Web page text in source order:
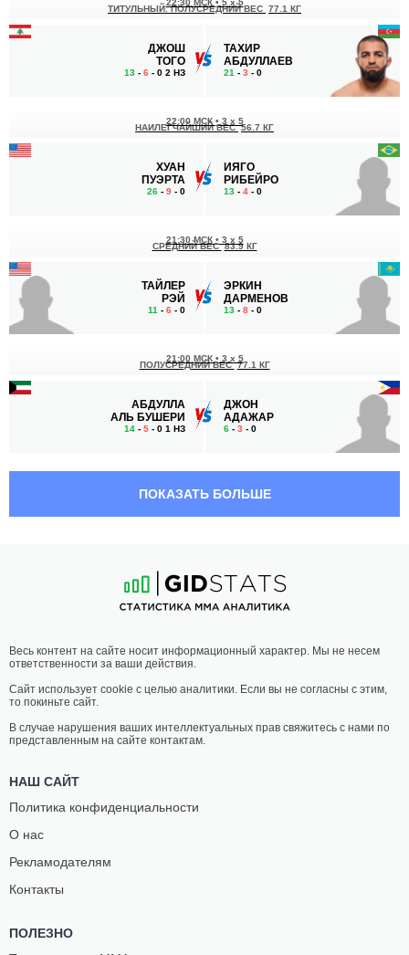
ДЖОШ
ТОГО
13 - 6 - 0 2 НЗ
22:30 МСК • 5 x 5
ТИТУЛЬНЫЙ. ПОЛУСРЕДНИЙ ВЕС 77.1 КГ
ТАХИР
АБДУЛЛАЕВ
21 - 3 - 0
ХУАН
ПУЭРТА
26 - 9 - 0
22:00 МСК • 3 x 5
НАИЛЕГЧАЙШИЙ ВЕС 56.7 КГ
ИЯГО
РИБЕЙРО
13 - 4 - 0
ТАЙЛЕР
РЭЙ
11 - 6 - 0
21:30 МСК • 3 x 5
СРЕДНИЙ ВЕС 83.9 КГ
ЭРКИН
ДАРМЕНОВ
13 - 8 - 0
АБДУЛЛА
АЛЬ БУШЕРИ
14 - 5 - 0 1 НЗ
21:00 МСК • 3 x 5
ПОЛУСРЕДНИЙ ВЕС 77.1 КГ
ДЖОН
АДАЖАР
6 - 3 - 0
РОБСОН
12-9- 0
20:00 МСК•
ПРОМЕЖУТОЧНЫЙ ВЕС
ЧИРИЛА
ПОКАЗАТЬ БОЛЬШЕ
Весь контент на сайте носит информационный характер. Мы не несем
ответственности за ваши действия.
Сайт использует cookie с целью аналитики. Если вы не согласны с этим,
то покиньте сайт.
В случае нарушения ваших интеллектуальных прав свяжитесь с нами по
представленным на сайте контактам.
НАШ САЙТ
Политика конфиденциальности
О нас
Рекламодателям
Контакты
ПОЛЕЗНО